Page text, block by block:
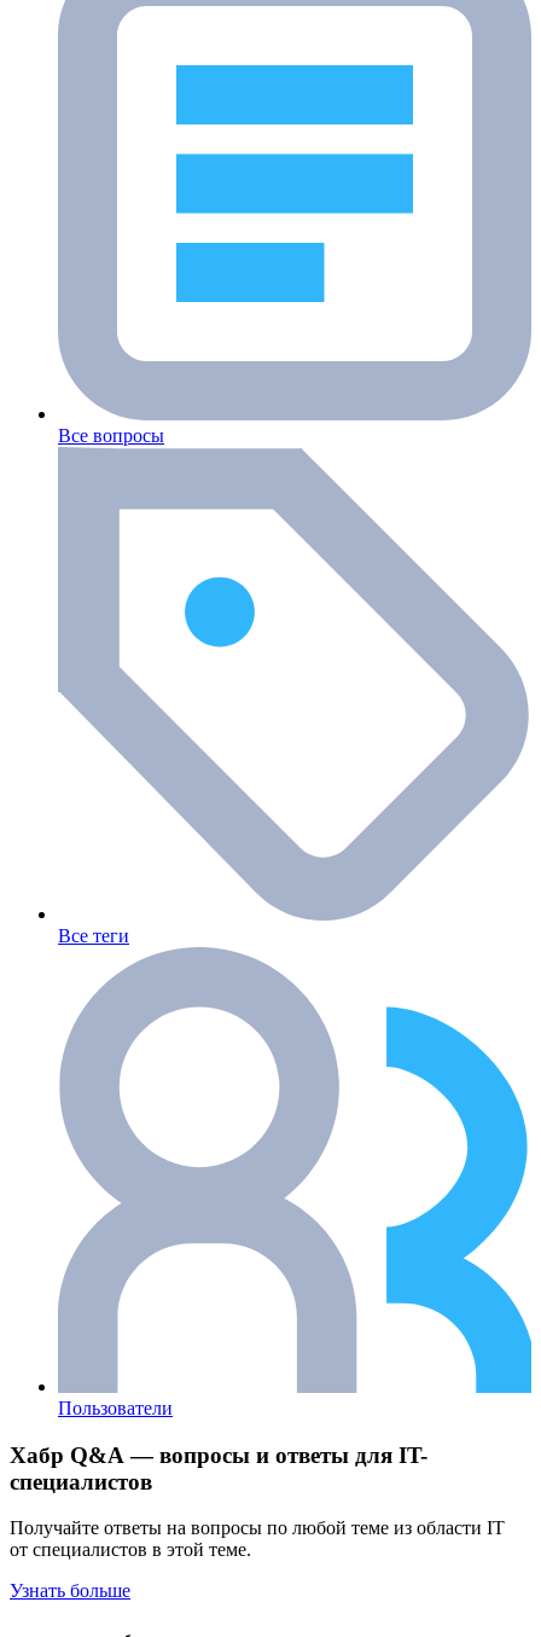
Все вопросы
Все теги
Пользователи
Хабр Q&A — вопросы и ответы для IT-
специалистов
Получайте ответы на вопросы по любой теме из области IT
от специалистов в этой теме.
Узнать больше